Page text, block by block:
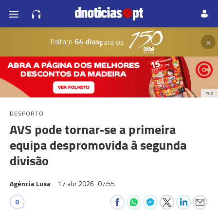
Faltam 64 diaspara os ×
PUB
DESPORTO
AVS pode tornar-se a primeira
equipa despromovida à segunda
divisão
Agência Lusa 17 abr 2026 07:55
0